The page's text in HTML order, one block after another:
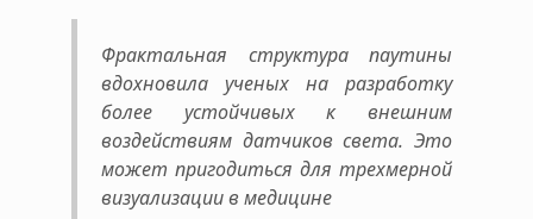
Фрактальная структура паутины
вдохновила ученых на разработку
более устойчивых к внешним
воздействиям датчиков света. Это
может пригодиться для трехмерной
визуализации в медицине